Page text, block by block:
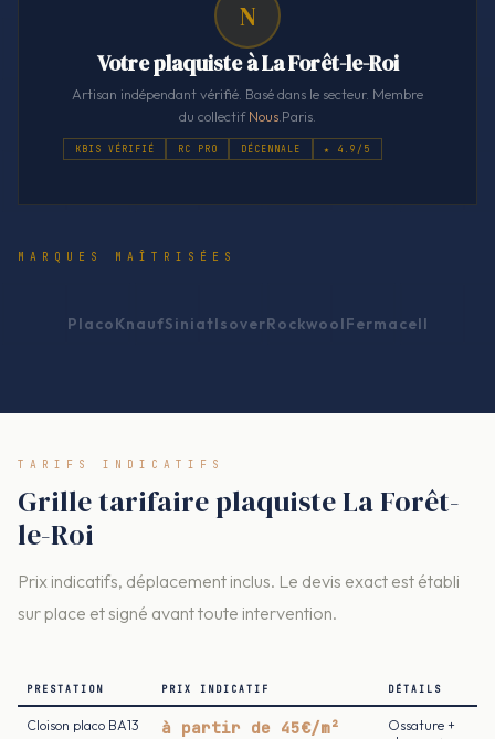
N
Votre plaquiste à La Forêt-le-Roi
Artisan indépendant vérifié. Basé dans le secteur. Membre
du collectifNous .Paris.
KBIS VÉRIFIÉ RC PRO DÉCENNALE ★ 4.9/5
MARQUES MAÎTRISÉES
PlacoKnaufSiniatIsoverRockwoolFermacell
TARIFS INDICATIFS
Grille tarifaire plaquiste La Forêt-
le-Roi
Prix indicatifs, déplacement inclus. Le devis exact est établi
sur place et signé avant toute intervention.
PRESTATION PRIX INDICATIF DÉTAILS
Cloison placo BA13 à partir de 45€/m²
Ossature +